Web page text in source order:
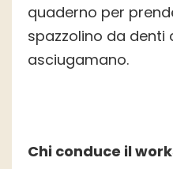
quaderno per
spazzolino da denti
asciugamano.
Chi conduce il